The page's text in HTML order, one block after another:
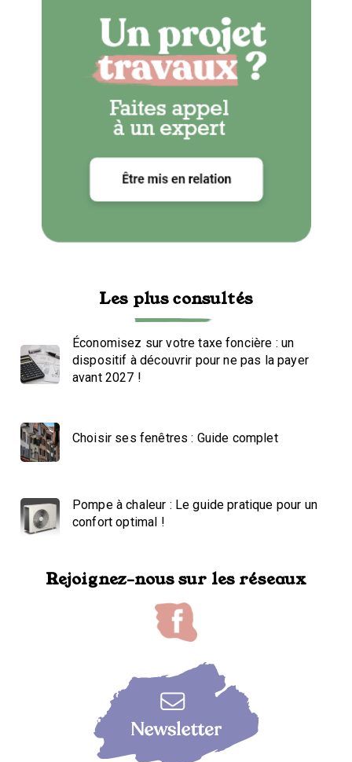
Les plus consultés
Économisez sur votre taxe foncière : un
dispositif à découvrir pour ne pas la payer
avant 2027 !
Choisir ses fenêtres : Guide complet
Pompe à chaleur : Le guide pratique pour un
confort optimal !
Rejoignez-nous sur les réseaux